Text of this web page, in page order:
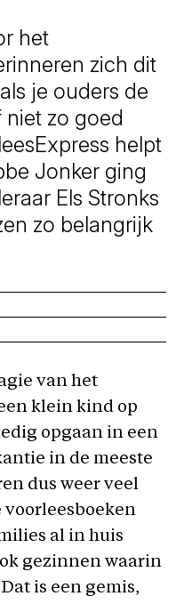
het
zich dit
je ouders de
niet zo goed
helpt
Jonker ging
Els Stronks
zo belangrijk
van het
klein kind op
opgaan in een
in de meeste
dus weer veel
voorleesboeken
al in huis
gezinnen waarin
is een gemis,